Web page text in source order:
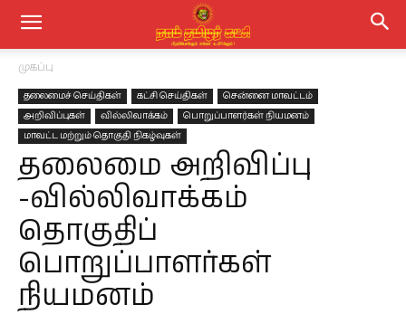
முகப்பு
தலைமைச் செய்திகள் கட்சி செய்திகள்
சென்னை மாவட்டம்
அறிவிப்புகள்
வில்லிவாக்கம்
பொறுப்பாளர்கள் நியமனம்
மாவட்ட மற்றும் தொகுதி நிகழ்வுகள்
தலைமை அறிவிப்பு
-வில்லிவாக்கம்
தொகுதிப்
பொறுப்பாளர்கள்
நியமனம்